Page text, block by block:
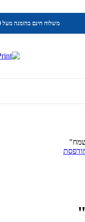
משלוח חינם בהזמנה מעל 300 ₪